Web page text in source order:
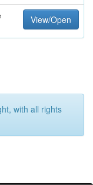
View/Open
with all rights